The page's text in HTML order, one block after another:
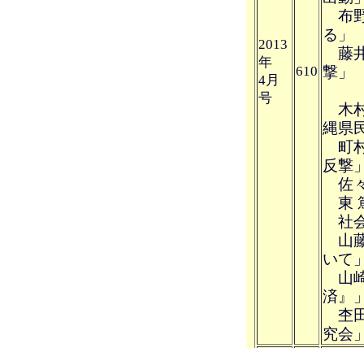
2013
年
4月
号
610
布
る」
藤
撃」
木
縄県
町
反撃
佐
東
社
山
いて
山
済』
杢
究会